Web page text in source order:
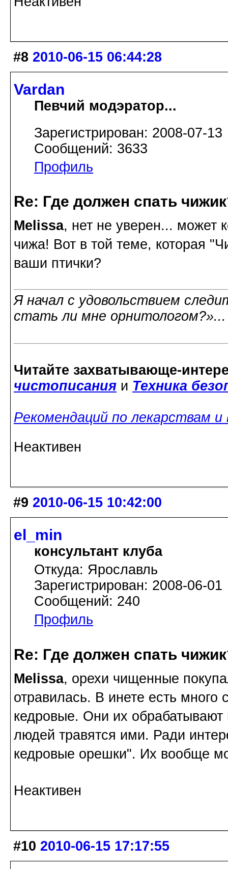
#8 2010-06-15 06:44:28
Vardan
Певчий модэратор...
Зарегистрирован: 2008-07-13
Сообщений: 3633
Профиль
Re: Где должен спать
Melissa, нет не уверен... может
чижа! Вот в той теме, которая
ваши птички?
Я начал с удовольствием
стать ли мне
Читайте захватывающе-
чистописания и Техника
Рекомендаций по лекарствам
Неактивен
#9 2010-06-15 10:42:00
el_min
консультант клуба
Откуда: Ярославль
Зарегистрирован: 2008-06-01
Сообщений: 240
Профиль
Re: Где должен спать
Melissa, орехи чищенные
отравилась. В инете есть
кедровые. Они их обрабатывают
людей травятся ими. Ради
кедровые орешки". Их вообще
Неактивен
#10 2010-06-15 17:17:55